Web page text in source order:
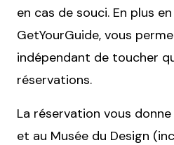
en cas de souci. En plus
GetYourGuide, vous
indépendant de toucher
réservations.
La réservation vous
et au Musée du Design